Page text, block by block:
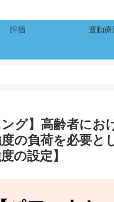
評価 運動療
ング】高齢者にお
の負荷を必要と
の設定】